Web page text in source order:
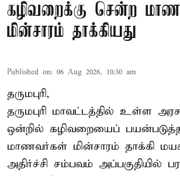
கழிவறைக்கு சென்ற
மின்சாரம் தாக்கியது
Published on: 06 Aug 2026, 10:30 am
தருமபுரி,
தருமபுரி மாவட்டத்தில் உள்ள
ஒன்றில் கழிவறையைப்
மாணவர்கள் மின்சாரம் தாக்கி
அதிர்ச்சி சம்பவம் அப்பகுதியில்